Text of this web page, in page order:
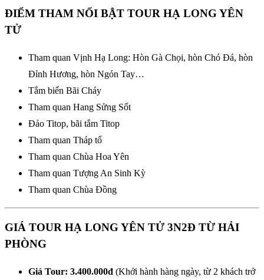
ĐIỂM THAM NỔI BẬT TOUR HẠ LONG YÊN
TỬ
Tham quan Vịnh Hạ Long: Hòn Gà Chọi, hòn Chó Đá, hòn
Đỉnh Hương, hòn Ngón Tay…
Tắm biển Bãi Cháy
Tham quan Hang Sửng Sốt
Đảo Titop, bãi tắm Titop
Tham quan Tháp tổ
Tham quan Chùa Hoa Yên
Tham quan Tượng An Sinh Kỳ
Tham quan Chùa Đồng
GIÁ TOUR HẠ LONG YÊN TỬ 3N2Đ TỪ HẢI
PHÒNG
Giá Tour: 3.400.000đ (Khởi hành hàng ngày, từ 2 khách trở